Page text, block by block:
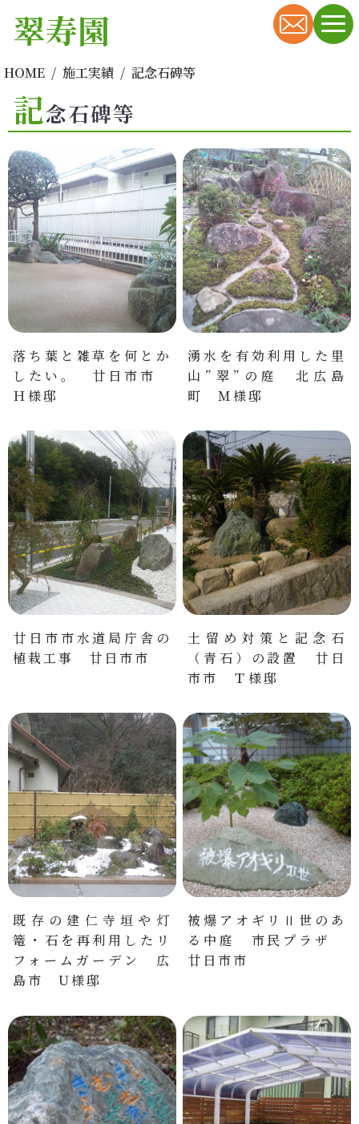
翠寿園
HOME 施工実績 記念石碑等
記念石碑等
落ち葉と雑草を何とか
したい。 廿日市市
Ｈ様邸
湧水を有効利用した里
山”翠”の庭 北広島
町 Ｍ様邸
廿日市市水道局庁舎の
植栽工事 廿日市市
土留め対策と記念石
（青石）の設置 廿日
市市 Ｔ様邸
既存の建仁寺垣や灯
篭・石を再利用したリ
フォームガーデン 広
島市 U様邸
被爆アオギリⅡ世のあ
る中庭 市民プラザ
廿日市市